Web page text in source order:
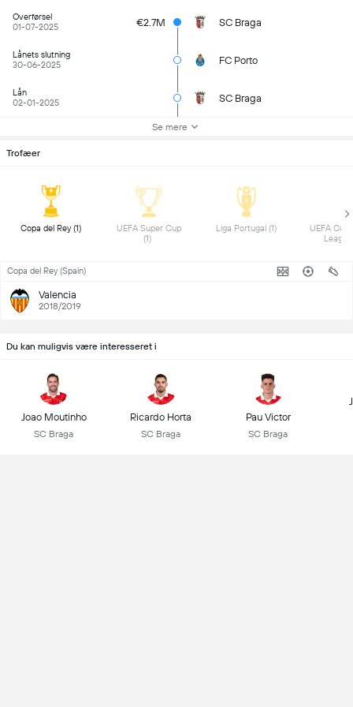
Overførsel
01-07-2025
€2.7M SC Braga
Lånets slutning
30-06-2025
FC Porto
Lån
02-01-2025
SC Braga
Se mere
Trofæer
UEFA Super Cup
UEFA
Copa del Rey (Spain)
Valencia
2018/2019
Du kan muligvis være interesseret i
Joao Moutinho
SC Braga
Ricardo Horta
SC Braga
Pau Victor
SC Braga